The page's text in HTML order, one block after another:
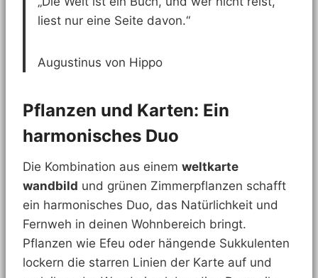
liest nur eine Seite davon.“
Augustinus von Hippo
Pflanzen und Karten: Ein
harmonisches Duo
Die Kombination aus einem weltkarte
wandbild und grünen Zimmerpflanzen schafft
ein harmonisches Duo, das Natürlichkeit und
Fernweh in deinen Wohnbereich bringt.
Pflanzen wie Efeu oder hängende Sukkulenten
lockern die starren Linien der Karte auf und